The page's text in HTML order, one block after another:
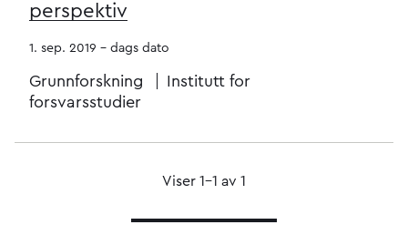
perspektiv
1. sep. 2019 - dags dato
Grunnforskning
Institutt for
forsvarsstudier
Viser 1–1 av 1